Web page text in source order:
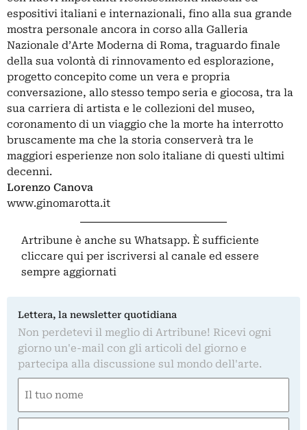
espositivi italiani e internazionali, fino alla sua grande
mostra personale ancora in corso alla Galleria
Nazionale d’Arte Moderna di Roma, traguardo finale
della sua volontà di rinnovamento ed esplorazione,
progetto concepito come un vera e propria
conversazione, allo stesso tempo seria e giocosa, tra la
sua carriera di artista e le collezioni del museo,
coronamento di un viaggio che la morte ha interrotto
bruscamente ma che la storia conserverà tra le
maggiori esperienze non solo italiane di questi ultimi
decenni.
Lorenzo Canova
www.ginomarotta.it
Artribune è anche su Whatsapp. È sufficiente
cliccare qui per iscriversi al canale ed essere
sempre aggiornati
Lettera, la newsletter quotidiana
Non perdetevi il meglio di Artribune! Ricevi ogni
giorno un'e-mail con gli articoli del giorno e
partecipa alla discussione sul mondo dell'arte.
(Required)
First